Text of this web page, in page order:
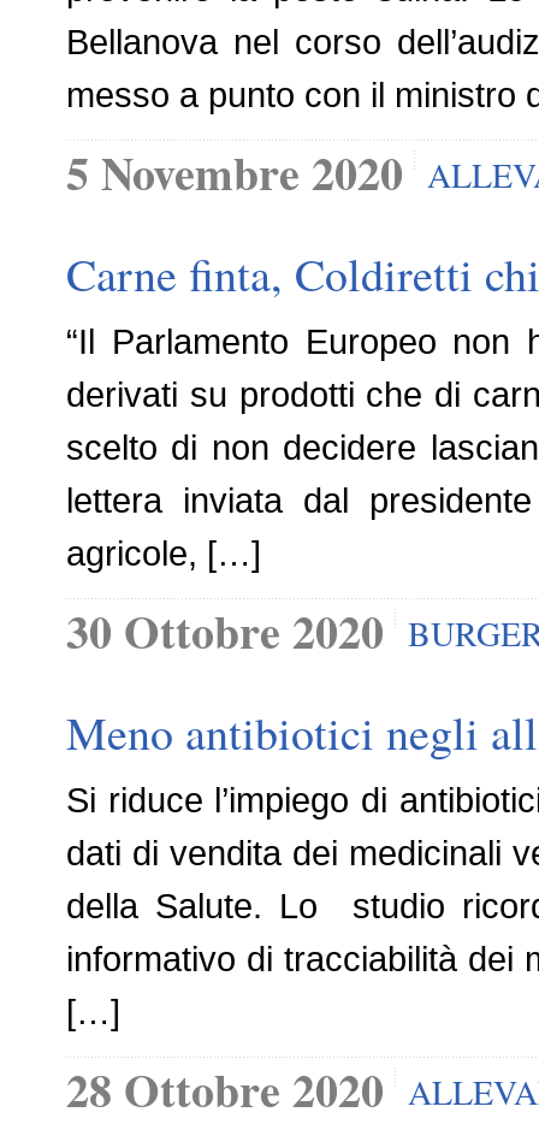
Bellanova nel corso
messo a punto con il
5 Novembre 2020
Carne finta, Coldiretti
“Il Parlamento Europeo non
derivati su prodotti che di
scelto di non decidere
lettera inviata dal
agricole, […]
30 Ottobre 2020
Meno antibiotici negli
Si riduce l’impiego di
dati di vendita dei medicinali
della Salute. Lo studio
informativo di tracciabilità dei
[…]
28 Ottobre 2020